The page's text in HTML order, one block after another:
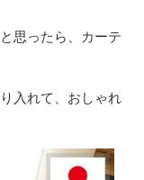
思ったら、カーテ
入れて、おしゃれ